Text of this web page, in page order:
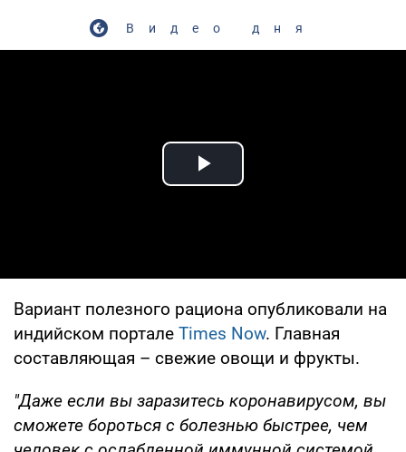
Видео дня
Play Video
Вариант полезного рациона опубликовали на
индийском портале Times Now. Главная
составляющая – свежие овощи и фрукты.
"Даже если вы заразитесь коронавирусом, вы
сможете бороться с болезнью быстрее, чем